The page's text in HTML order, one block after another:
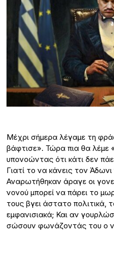
Μέχρι σήμερα λέγαμε τη
βάφτισε». Τώρα πια θα λέμε
υπονοώντας ότι κάτι δεν
Γιατί το να κάνεις τον
Αναρωτήθηκαν άραγε οι
νονού μπορεί να πάρει το
τους βγει άστατο πολιτικά,
εμφανισιακά; Και αν
σώσουν φωνάζοντάς του ο